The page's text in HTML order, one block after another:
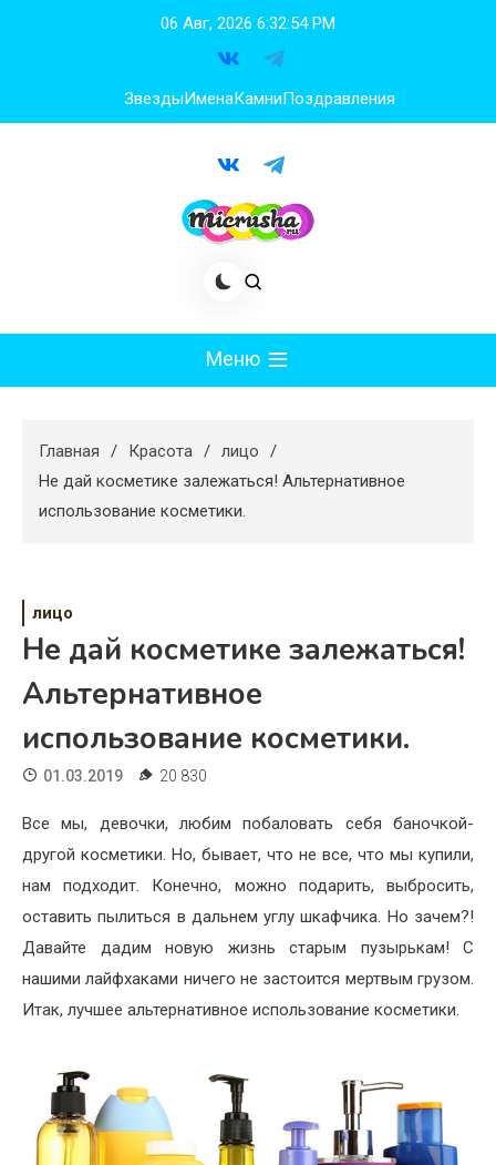
06 Авг, 2026 6:32:55 PM
ЗвездыИменаКамниПоздравления
Меню
Худеем
Психология
Дом
Жизнь
Хобби
Красота
Недвижимость
Главная Красота
лицо
Не дай косметике залежаться! Альтернативное
использование косметики.
лицо
Не дай косметике залежаться!
Альтернативное
использование косметики.
01.03.2019 20 830
Все мы, девочки, любим побаловать себя баночкой-
другой косметики. Но, бывает, что не все, что мы купили,
нам подходит. Конечно, можно подарить, выбросить,
оставить пылиться в дальнем углу шкафчика. Но зачем?!
Давайте дадим новую жизнь старым пузырькам! С
нашими лайфхаками ничего не застоится мертвым грузом.
Итак, лучшее альтернативное использование косметики.